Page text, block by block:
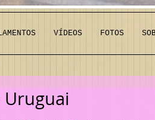
VÍDEOS FOTOS